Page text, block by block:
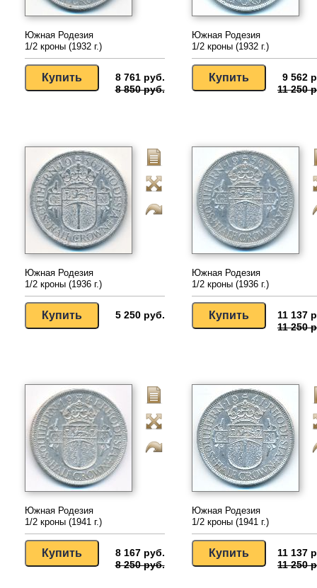
Южная Родезия
1/2 кроны (1932 г.)
8 761 руб.
8 850 руб.
Южная Родезия
1/2 кроны (1932 г.)
9 562
11 250
Южная Родезия
1/2 кроны (1936 г.)
5 250 руб.
Южная Родезия
1/2 кроны (1936 г.)
11 137
11 250
Южная Родезия
1/2 кроны (1941 г.)
8 167 руб.
8 250 руб.
Южная Родезия
1/2 кроны (1941 г.)
11 137
11 250